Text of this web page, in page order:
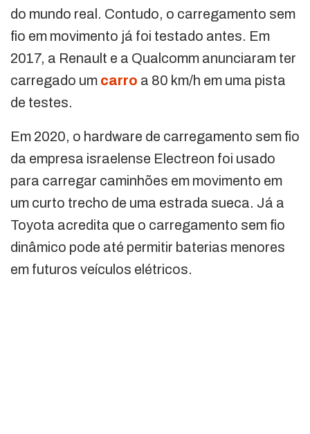
do mundo real. Contudo, o carregamento sem
fio em movimento já foi testado antes. Em
2017, a Renault e a Qualcomm anunciaram ter
carregado um carro a 80 km/h em uma pista
de testes.
Em 2020, o hardware de carregamento sem fio
da empresa israelense Electreon foi usado
para carregar caminhões em movimento em
um curto trecho de uma estrada sueca. Já a
Toyota acredita que o carregamento sem fio
dinâmico pode até permitir baterias menores
em futuros veículos elétricos.